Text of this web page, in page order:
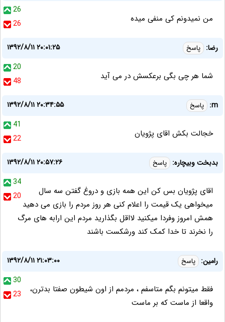
26
26
من نمیدونم کی منفی میده
رضا: پاسخ
۱۳۹۲/۸/۱۱ ۲۰:۰۱:۲۵
20
48
شما هر چی بگی برعکسش در می آید
m: پاسخ
۱۳۹۲/۸/۱۱ ۲۰:۳۴:۵۵
41
22
خجالت بکش اقای پژویان
بدبخت وبیچاره: پاسخ
۱۳۹۲/۸/۱۱ ۲۰:۵۷:۲۶
34
20
اقای پژویان بس کن این همه بازی و دروغ گفتن سه سال
میخواهی یک قیمت را اعلام کنی هر روز مردم را بازی می دهید
همش امروز وفردا میکنید لااقل بگذارید مردم این ارابه های مرگ
را نخرند تا خدا کمک کند ورشکست باشند
رامين: پاسخ
۱۳۹۲/۸/۱۱ ۲۱:۰۳:۰۰
30
23
فقط ميتونم بگم متاسفم ، مردمم از اون شيطون صفتا بدترن،
واقعا از ماست كه بر ماست